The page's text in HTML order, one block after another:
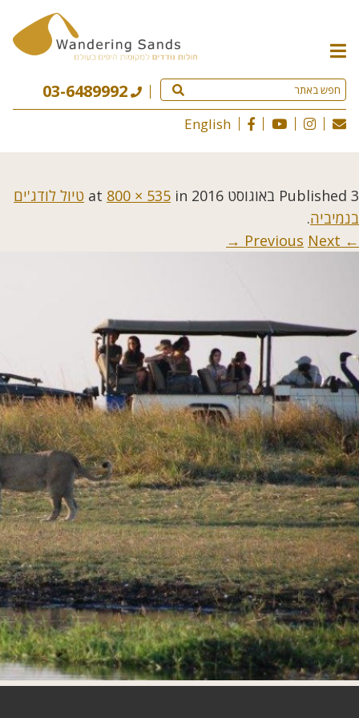
תפריט
האתר
03-6489992
English
Published 3 באוגוסט 2016 800 × 535 in
טיול לודג'ים
בנמיביה.
← Previous
Next →